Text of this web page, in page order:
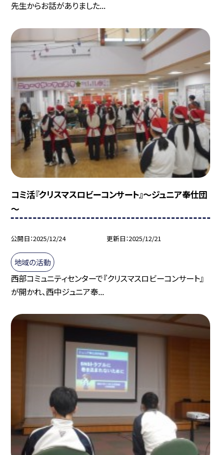
先生からお話がありました...
コミ活『クリスマスロビーコンサート』～ジュニア奉仕団
～
公開日 2025/12/24 更新日 2025/12/21
地域の活動
西部コミュニティセンターで『クリスマスロビーコンサート』
が開かれ、西中ジュニア奉...